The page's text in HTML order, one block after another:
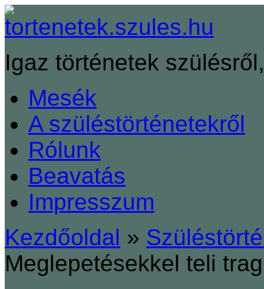
Igaz történetek
Mesék
A szüléstörténetekről
Rólunk
Beavatás
Impresszum
Kezdőoldal »
Meglepetésekkel teli